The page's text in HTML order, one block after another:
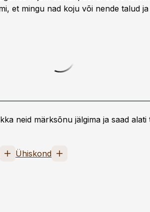
et mingu nad koju või nende talud
neid märksõnu jälgima ja saad
Ühiskond